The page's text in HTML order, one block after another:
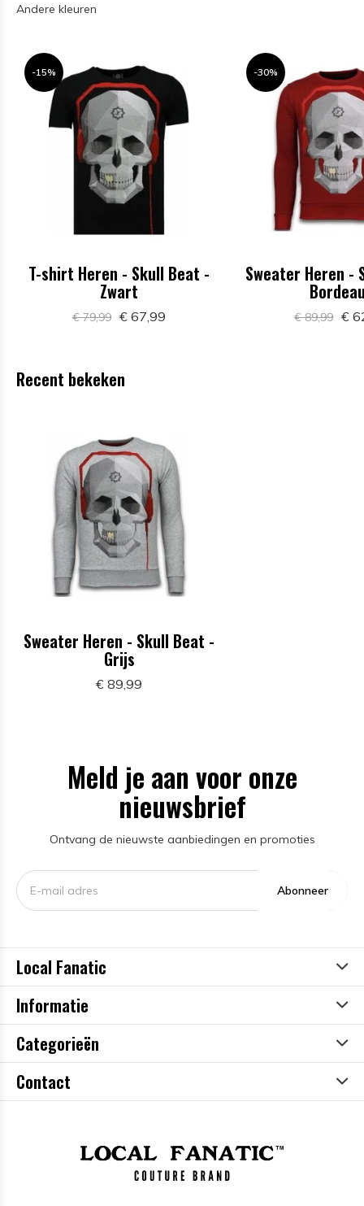
Andere kleuren
-15%
T-shirt Heren - Skull Beat -
Zwart
€ 79,99 € 67,99
-30%
Sweater Heren -
€ 89,99 €
Recent bekeken
Sweater Heren - Skull Beat -
Grijs
€ 89,99
Meld je aan voor onze
nieuwsbrief
Ontvang de nieuwste aanbiedingen en promoties
Abonneer
Local Fanatic
Informatie
Categorieën
Contact